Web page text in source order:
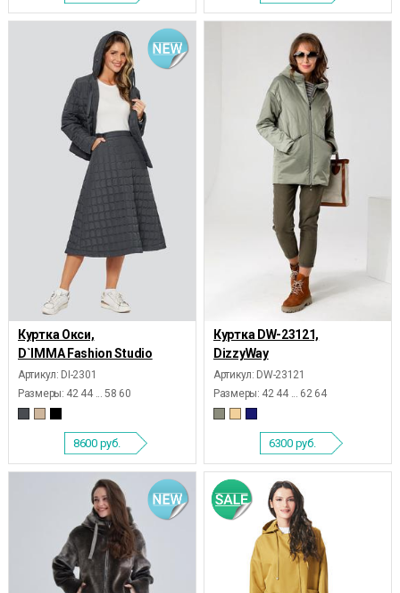
Куртка Окси,
D`IMMA Fashion Studio
Артикул: DI-2301
Размеры: 42 44 ... 58 60
8600 руб.
Куртка DW-23121,
DizzyWay
Артикул: DW-23121
Размеры: 42 44 ... 62 64
6300 руб.